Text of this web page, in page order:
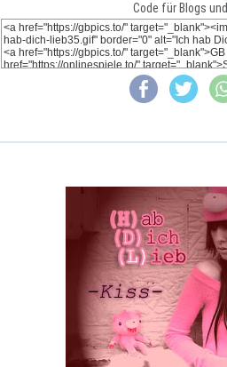
Code für Blogs und